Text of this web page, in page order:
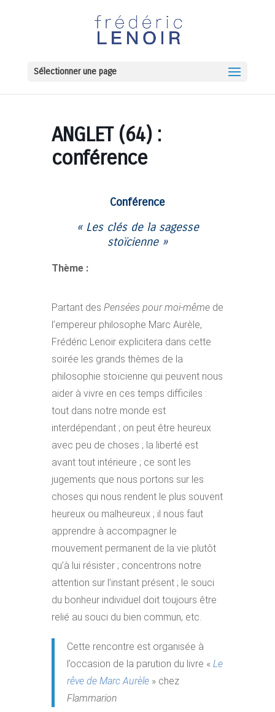
Sélectionner une page
ANGLET (64) :
conférence
Conférence
« Les clés de la sagesse
stoïcienne »
Thème :
Partant des Pensées pour moi-même de
l’empereur philosophe Marc Aurèle,
Frédéric Lenoir explicitera dans cette
soirée les grands thèmes de la
philosophie stoïcienne qui peuvent nous
aider à vivre en ces temps difficiles :
tout dans notre monde est
interdépendant ; on peut être heureux
avec peu de choses ; la liberté est
avant tout intérieure ; ce sont les
jugements que nous portons sur les
choses qui nous rendent le plus souvent
heureux ou malheureux ; il nous faut
apprendre à accompagner le
mouvement permanent de la vie plutôt
qu’à lui résister ; concentrons notre
attention sur l’instant présent ; le souci
du bonheur individuel doit toujours être
relié au souci du bien commun, etc.
Cette rencontre est organisée à
l’occasion de la parution du livre « Le
rêve de Marc Aurèle » chez
Flammarion